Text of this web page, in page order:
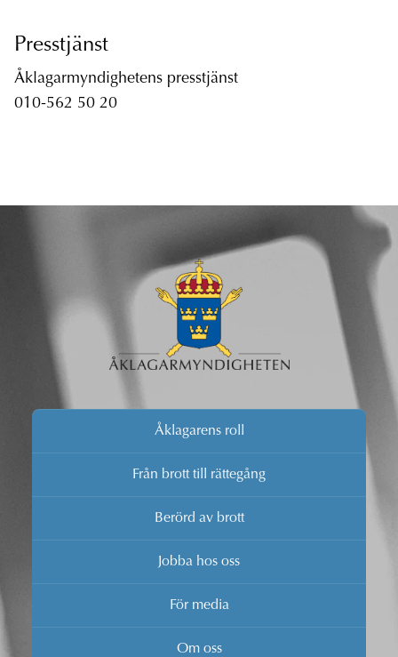
Presstjänst
Åklagarmyndighetens presstjänst
010-562 50 20
Åklagarens roll
Från brott till rättegång
Berörd av brott
Jobba hos oss
För media
Om oss